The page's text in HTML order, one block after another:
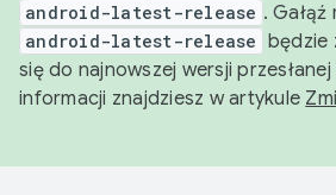
android-latest-release .
android-latest-release będzie
się do najnowszej wersji przesłanej
informacji znajdziesz w artykule